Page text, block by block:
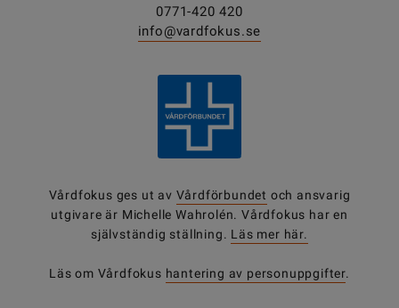
0771-420 420
info@vardfokus.se
Vårdfokus ges ut av Vårdförbundet och ansvarig
utgivare är Michelle Wahrolén. Vårdfokus har en
självständig ställning. Läs mer här.
Läs om Vårdfokus hantering av personuppgifter.